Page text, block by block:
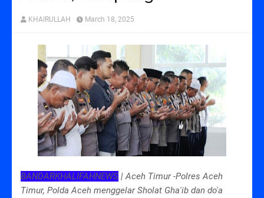
KHAIRULLAH March 18, 2025
BANDARKHALIFAHNEWS | Aceh Timur -Polres Aceh
Timur, Polda Aceh menggelar Sholat Gha'ib dan do'a